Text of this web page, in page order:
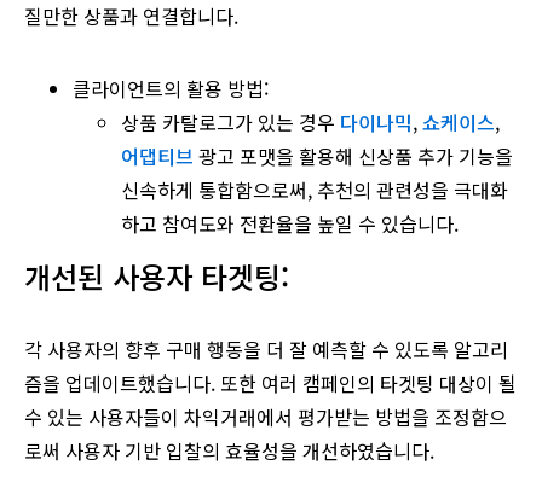
질만한 상품과 연결합니다.
클라이언트의 활용 방법:
상품 카탈로그가 있는 경우 다이나믹,쇼케이스,
어댑티브 광고 포맷을 활용해 신상품 추가 기능을
신속하게 통합함으로써, 추천의 관련성을 극대화
하고 참여도와 전환율을 높일 수 있습니다.
개선된 사용자 타겟팅:
각 사용자의 향후 구매 행동을 더 잘 예측할 수 있도록 알고리
즘을 업데이트했습니다. 또한 여러 캠페인의 타겟팅 대상이 될
수 있는 사용자들이 차익거래에서 평가받는 방법을 조정함으
로써 사용자 기반 입찰의 효율성을 개선하였습니다.